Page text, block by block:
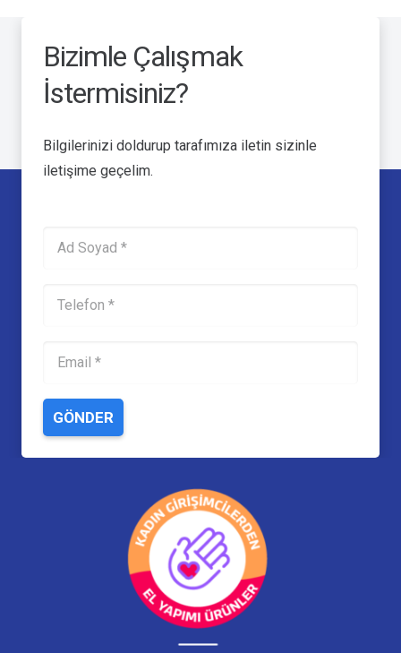
Bizimle Çalışmak
İstermisiniz?
Bilgilerinizi doldurup tarafımıza iletin sizinle
iletişime geçelim.
GÖNDER